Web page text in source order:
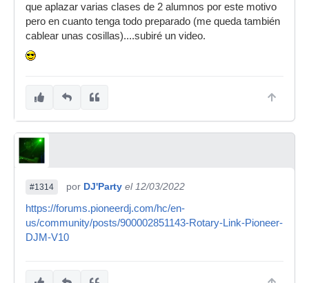
que aplazar varias clases de 2 alumnos por este motivo
pero en cuanto tenga todo preparado (me queda también
cablear unas cosillas)....subiré un video.
#1314 por DJ'Party el 12/03/2022
https://forums.pioneerdj.com/hc/en-
us/community/posts/900002851143-Rotary-Link-Pioneer-
DJM-V10